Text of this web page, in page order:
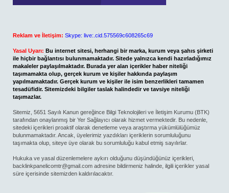
Reklam ve İletişim: Skype: live:.cid.575569c608265c69
Yasal Uyarı: Bu internet sitesi, herhangi bir marka, kurum veya şahıs şirketi
ile hiçbir bağlantısı bulunmamaktadır. Sitede yalnızca kendi hazırladığımız
makaleler paylaşılmaktadır. Burada yer alan içerikler haber niteliği
taşımamakta olup, gerçek kurum ve kişiler hakkında paylaşım
yapılmamaktadır. Gerçek kurum ve kişiler ile isim benzerlikleri tamamen
tesadüfidir. Sitemizdeki bilgiler taslak halindedir ve tavsiye niteliği
taşımazlar.
Sitemiz, 5651 Sayılı Kanun gereğince Bilgi Teknolojileri ve İletişim Kurumu (BTK)
tarafından onaylanmış bir Yer Sağlayıcı olarak hizmet vermektedir. Bu nedenle,
sitedeki içerikleri proaktif olarak denetleme veya araştırma yükümlülüğümüz
bulunmamaktadır. Ancak, üyelerimiz yazdıkları içeriklerin sorumluluğunu
taşımakta olup, siteye üye olarak bu sorumluluğu kabul etmiş sayılırlar.
Hukuka ve yasal düzenlemelere aykırı olduğunu düşündüğünüz içerikleri,
backlinkpanelicomtr@gmail.com adresine bildirmeniz halinde, ilgili içerikler yasal
süre içerisinde sitemizden kaldırılacaktır.